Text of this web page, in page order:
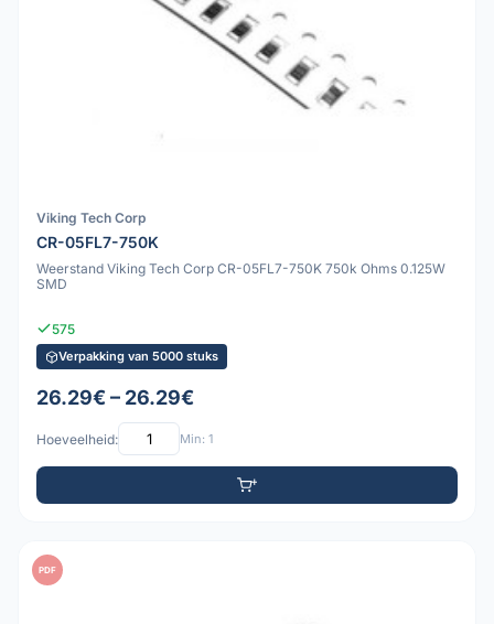
Viking Tech Corp
CR-05FL7-750K
Weerstand Viking Tech Corp CR-05FL7-750K 750k Ohms 0.125W
SMD
575
Verpakking van 5000 stuks
26.29€ – 26.29€
Hoeveelheid: Min: 1
PDF